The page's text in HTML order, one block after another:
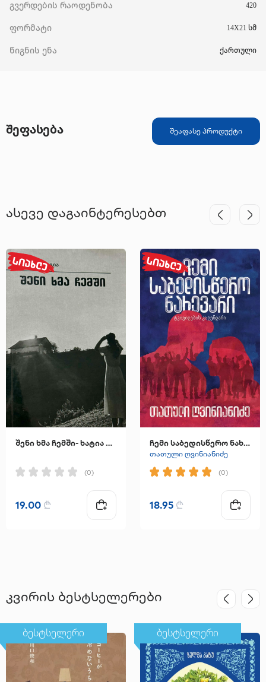
გვერდების რაოდენობა 420
ფორმატი 14X21 სმ
წიგნის ენა ქართული
შეფასება შეაფასე პროდუქტი
ასევე დაგაინტერესებთ
შენი ხმა ჩემში- ხატია ინჯგია
(0)
19.00 ₾
ჩემი საბედისწერო ნახევარი
თათული ღვინიანიძე
(0)
18.95 ₾
კვირის ბესტსელერები
ბესტსელერი ბესტსელერი